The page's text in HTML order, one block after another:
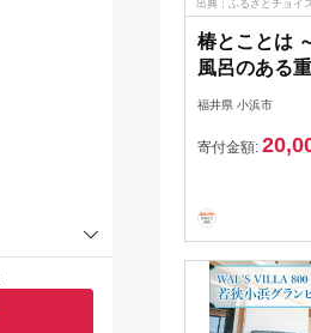
出典：ふるさとチョイス
椿とことは
風呂のある
し町家～ 宿
/ 椿とことは
福井県 小浜市
寄付金額: